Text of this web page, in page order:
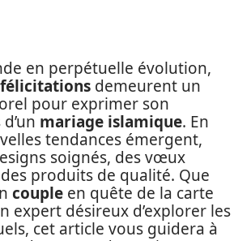
en perpétuelle évolution,
félicitations demeurent un
pour exprimer son
mariage islamique. En
tendances émergent,
soignés, des vœux
produits de qualité. Que
couple en quête de la carte
expert désireux d’explorer les
cet article vous guidera à